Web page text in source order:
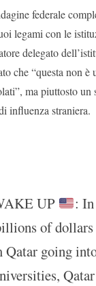
federale
legami con le
delegato
che “questa non è
ma piuttosto un
influenza straniera.
UP
: In
of dollars
Qatar going